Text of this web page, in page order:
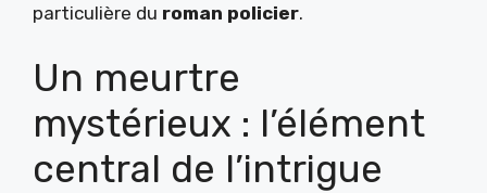
particulière du roman policier.
Un meurtre
mystérieux : l’élément
central de l’intrigue